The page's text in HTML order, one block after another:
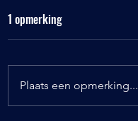
1 opmerking
Plaats een opmerking...